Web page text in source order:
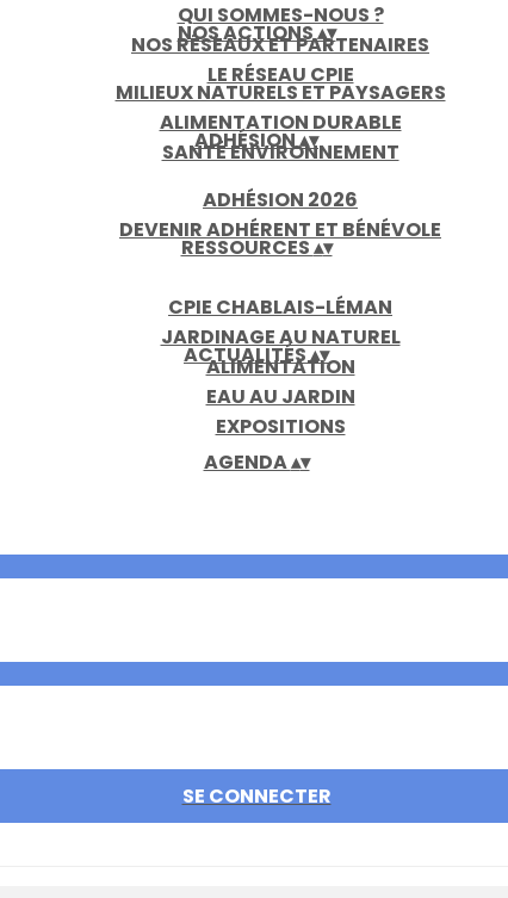
QUI SOMMES-NOUS ?
NOS RÉSEAUX ET PARTENAIRES
LE RÉSEAU CPIE
NOS ACTIONS▴▾
MILIEUX NATURELS ET PAYSAGERS
ALIMENTATION DURABLE
SANTÉ ENVIRONNEMENT
ADHÉSION▴▾
ADHÉSION 2026
DEVENIR ADHÉRENT ET BÉNÉVOLE
RESSOURCES▴▾
CPIE CHABLAIS-LÉMAN
JARDINAGE AU NATUREL
ALIMENTATION
EAU AU JARDIN
EXPOSITIONS
ACTUALITÉS▴▾
AGENDA▴▾
SE CONNECTER